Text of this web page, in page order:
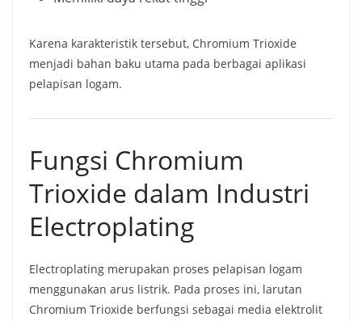
Karena karakteristik tersebut, Chromium Trioxide
menjadi bahan baku utama pada berbagai aplikasi
pelapisan logam.
Fungsi Chromium
Trioxide dalam Industri
Electroplating
Electroplating merupakan proses pelapisan logam
menggunakan arus listrik. Pada proses ini, larutan
Chromium Trioxide berfungsi sebagai media elektrolit